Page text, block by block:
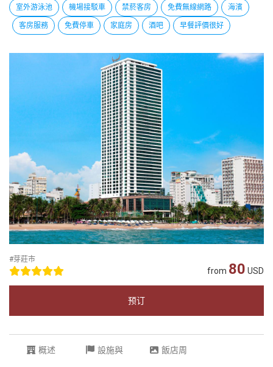
室外游泳池 機場接駁車 禁菸客房 免費無線網路 海濱
客房服務 免費停車 家庭房 酒吧 早餐評價很好
#芽莊市
from 80 USD
预订
概述 設施與 飯店周